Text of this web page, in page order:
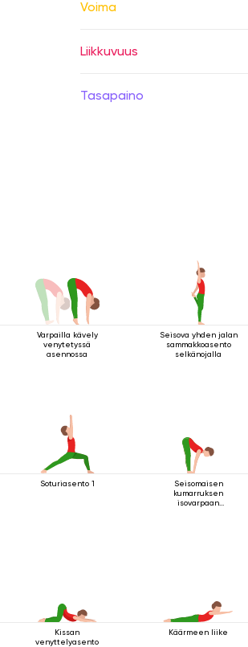
Voima
Liikkuvuus
Tasapaino
Varpailla kävely
venytetyssä
asennossa
Seisova yhden jalan
sammakkoasento
selkänojalla
Soturiasento 1
Seisomaisen
kumarruksen
isovarpaan
Kissan
venyttelyasento
Käärmeen liike